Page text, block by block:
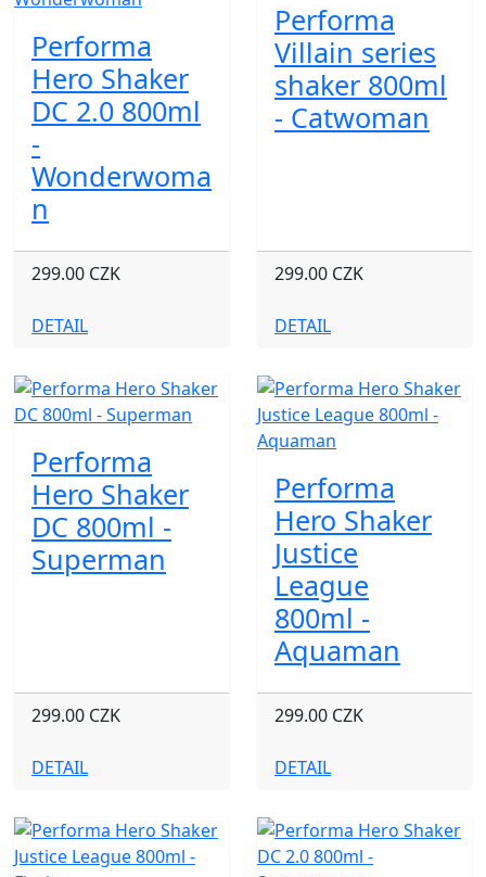
Performa
Hero Shaker
DC 2.0 800ml
-
Wonderwoma
n
299.00 CZK
DETAIL
Performa
Villain series
shaker 800ml
- Catwoman
299.00 CZK
DETAIL
Performa
Hero Shaker
DC 800ml -
Superman
299.00 CZK
DETAIL
Performa
Hero Shaker
Justice
League
800ml -
Aquaman
299.00 CZK
DETAIL